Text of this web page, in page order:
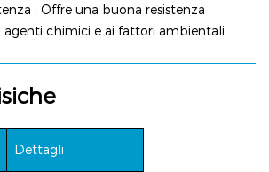
: Offre una buona resistenza
agenti chimici e ai fattori ambientali.
Dettagli